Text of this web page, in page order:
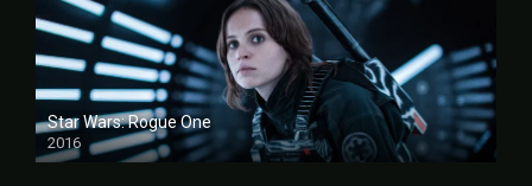
Star Wars: Rogue One
2016
FULL HD